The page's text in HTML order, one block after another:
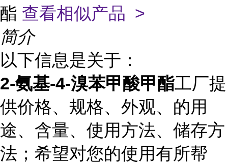
酯 查看相似产品 >
简介
以下信息是关于：
2-氨基-4-溴苯甲酸甲酯工厂提
供价格、规格、外观、的用
途、含量、使用方法、储存方
法；希望对您的使用有所帮